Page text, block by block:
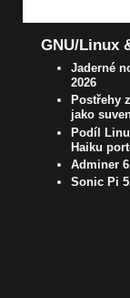
GNU/Linux
Jaderné
2026
Postřehy
jako
Podíl
Haiku
Adminer
Sonic Pi